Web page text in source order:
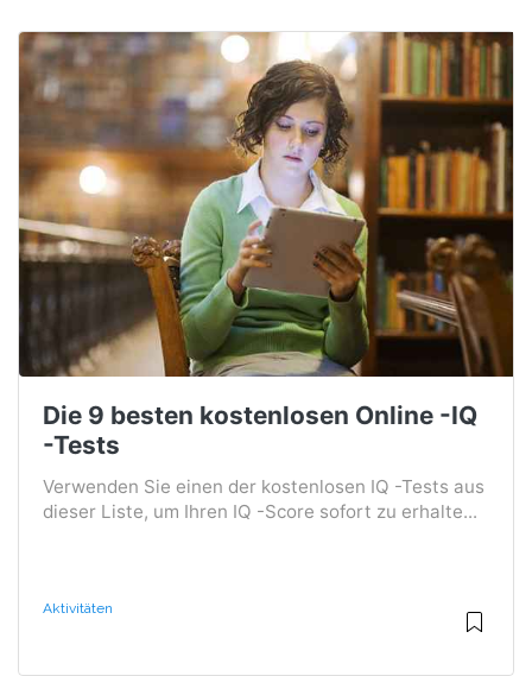
Die 9 besten kostenlosen Online -IQ
-Tests
Verwenden Sie einen der kostenlosen IQ -Tests aus
dieser Liste, um Ihren IQ -Score sofort zu erhalte...
Aktivitäten